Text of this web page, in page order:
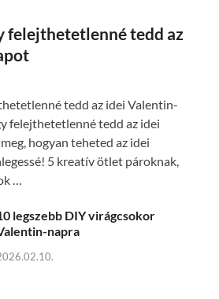
felejthetetlenné tedd az
tedd az idei Valentin-
felejthetetlenné tedd az idei
hogyan teheted az idei
5 kreatív ötlet pároknak,
…
legszebb DIY virágcsokor
napra